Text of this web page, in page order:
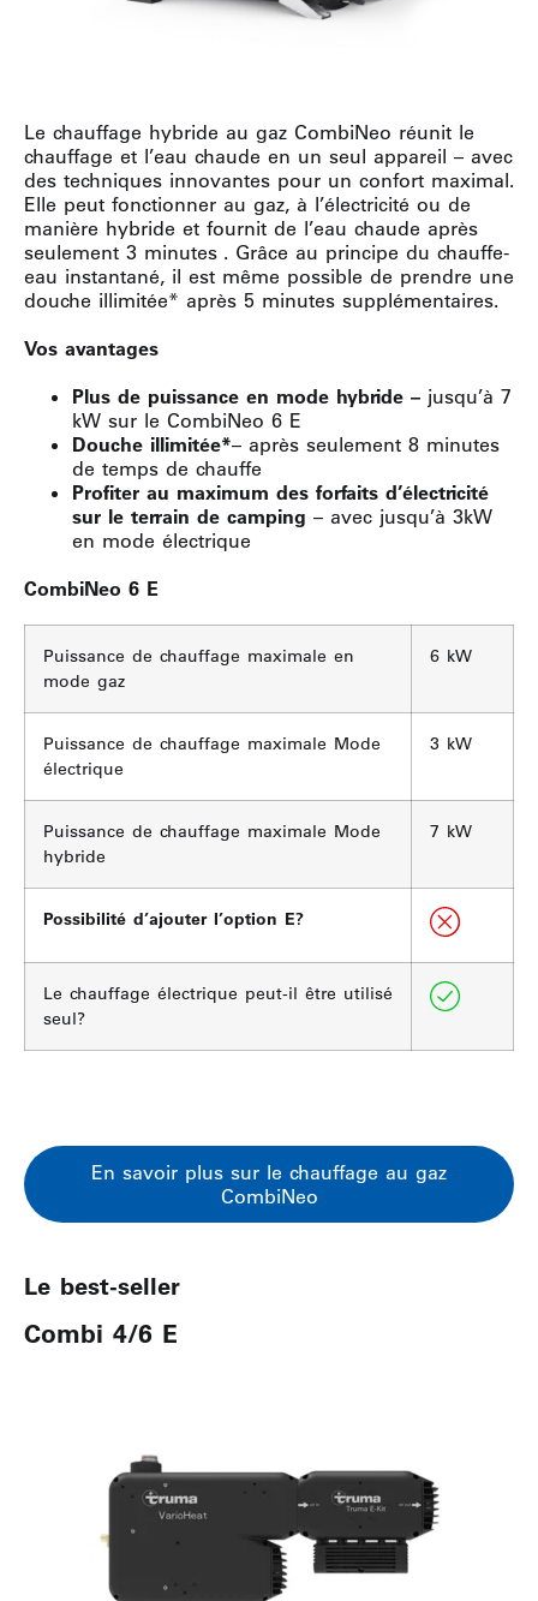
Le chauffage hybride au gaz CombiNeo réunit le
chauffage et l’eau chaude en un seul appareil – avec
des techniques innovantes pour un confort maximal.
Elle peut fonctionner au gaz, à l’électricité ou de
manière hybride et fournit de l’eau chaude après
seulement 3 minutes . Grâce au principe du chauffe-
eau instantané, il est même possible de prendre une
douche illimitée* après 5 minutes supplémentaires.
Vos avantages
Plus de puissance en mode hybride – jusqu’à 7
kW sur le CombiNeo 6 E
Douche illimitée*– après seulement 8 minutes
de temps de chauffe
Profiter au maximum des forfaits d’électricité
sur le terrain de camping – avec jusqu’à 3kW
en mode électrique
CombiNeo 6 E
Puissance de chauffage maximale en
mode gaz
6 kW
Puissance de chauffage maximale Mode
électrique
3 kW
Puissance de chauffage maximale Mode
hybride
7 kW
Possibilité d’ajouter l’option E?
Le chauffage électrique peut-il être utilisé
seul?
En savoir plus sur le chauffage au gaz
CombiNeo
Le best-seller
Combi 4/6 E